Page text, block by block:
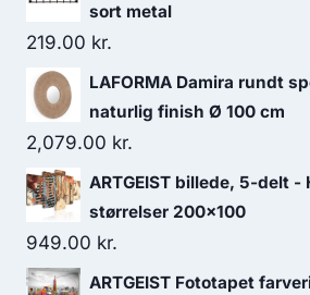
sort metal
219.00 kr.
LAFORMA Damira rundt
naturlig finish Ø 100 cm
2,079.00 kr.
ARTGEIST billede, 5-delt -
størrelser 200x100
949.00 kr.
ARTGEIST Fototapet